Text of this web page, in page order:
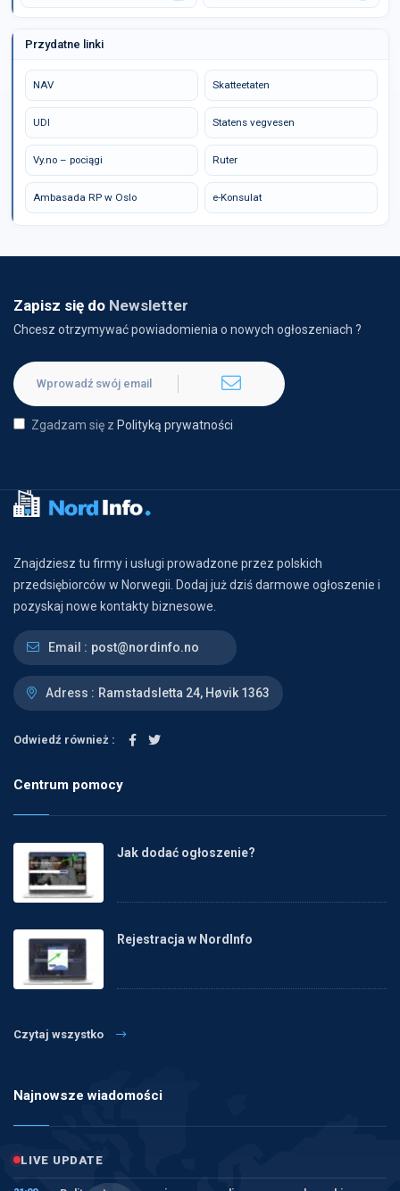
Przydatne linki
NAV Skatteetaten
UDI Statens vegvesen
Vy.no – pociągi Ruter
Ambasada RP w Oslo e-Konsulat
Zapisz się do Newsletter
Chcesz otrzymywać powiadomienia o nowych ogłoszeniach ?
Zgadzam się z Polityką prywatności
Znajdziesz tu firmy i usługi prowadzone przez polskich
przedsiębiorców w Norwegii. Dodaj już dziś darmowe ogłoszenie i
pozyskaj nowe kontakty biznesowe.
Email : post@nordinfo.no
Adress : Ramstadsletta 24, Høvik 1363
Odwiedź również :
Centrum pomocy
Jak dodać ogłoszenie?
Rejestracja w NordInfo
Czytaj wszystko
Najnowsze wiadomości
LIVE UPDATE